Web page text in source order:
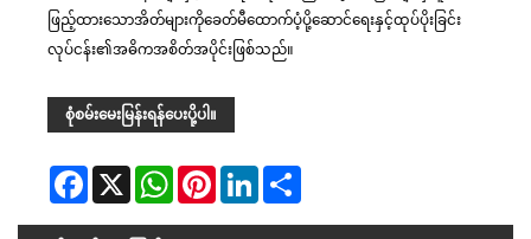
ဖြည့်ထားသောအိတ်များကိုခေတ်မီထောက်ပံ့ပို့ဆောင်ရေးနှင့်ထုပ်ပိုးခြင်း
လုပ်ငန်း၏အဓိကအစိတ်အပိုင်းဖြစ်သည်။
စုံစမ်းမေးမြန်းရန်ပေးပို့ပါ။
Facebook
X WhatsAppPinterestLinkedIn